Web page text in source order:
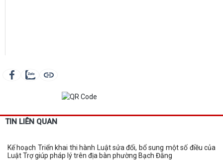
TIN LIÊN QUAN
Kế hoạch Triển khai thi hành Luật sửa đổi, bổ sung một số điều của
Luật Trợ giúp pháp lý trên địa bàn phường Bạch Đằng